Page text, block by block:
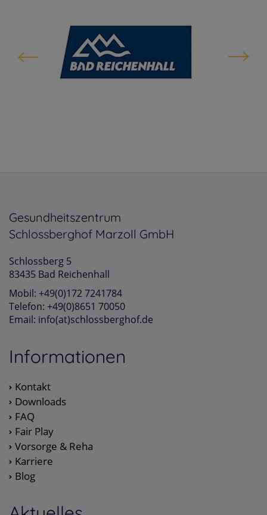
Gesundheitszentrum
Schlossberghof Marzoll GmbH
Schlossberg 5
83435 Bad Reichenhall
Mobil: +49(0)172 7241784
Telefon: +49(0)8651 70050
Email: info(at)schlossberghof.de
Informationen
Kontakt
Downloads
FAQ
Fair Play
Vorsorge & Reha
Karriere
Blog